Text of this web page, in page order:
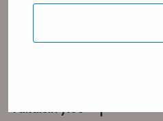
Takaisin ylös